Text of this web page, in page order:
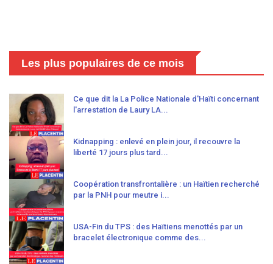
Les plus populaires de ce mois
Ce que dit la La Police Nationale d'Haïti concernant
l'arrestation de Laury LA...
Kidnapping : enlevé en plein jour, il recouvre la
liberté 17 jours plus tard...
Coopération transfrontalière : un Haïtien recherché
par la PNH pour meutre i...
USA-Fin du TPS : des Haïtiens menottés par un
bracelet électronique comme des...